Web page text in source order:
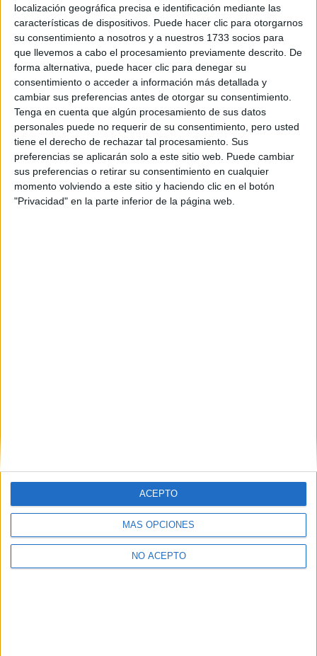
localización geográfica precisa e identificación mediante las
características de dispositivos. Puede hacer clic para otorgarnos
su consentimiento a nosotros y a nuestros 1733 socios para
que llevemos a cabo el procesamiento previamente descrito. De
forma alternativa, puede hacer clic para denegar su
consentimiento o acceder a información más detallada y
cambiar sus preferencias antes de otorgar su consentimiento.
Tenga en cuenta que algún procesamiento de sus datos
personales puede no requerir de su consentimiento, pero usted
tiene el derecho de rechazar tal procesamiento. Sus
preferencias se aplicarán solo a este sitio web. Puede cambiar
sus preferencias o retirar su consentimiento en cualquier
momento volviendo a este sitio y haciendo clic en el botón
"Privacidad" en la parte inferior de la página web.
MÁS OPCIONES
NO ACEPTO
ACEPTO
Contactar